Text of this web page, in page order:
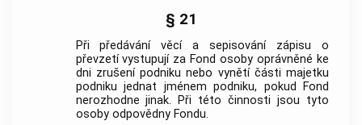
§ 21
Při předávání věcí a sepisování zápisu o
převzetí vystupují za Fond osoby oprávněné ke
dni zrušení podniku nebo vynětí části majetku
podniku jednat jménem podniku, pokud Fond
nerozhodne jinak. Při této činnosti jsou tyto
osoby odpovědny Fondu.